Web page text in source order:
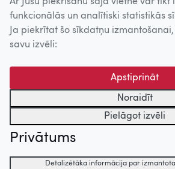
© 2026 Nacionālais Kino centrs, Kultūras
centrs. Sadarbības partneris: Latvijas
kinofotofonodokumentu arhīvs.
funkcionālās un analītiski statistikās
Ja piekrītat šo sīkdatņu
savu izvēli:
Apstiprināt
Noraidīt
Pielāgot izvēli
Privātums
Detalizētāka informācija par